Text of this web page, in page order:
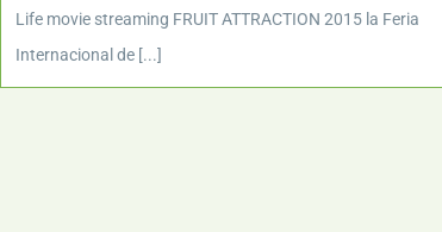
Life movie streaming FRUIT ATTRACTION 2015 la Feria
Internacional de [...]